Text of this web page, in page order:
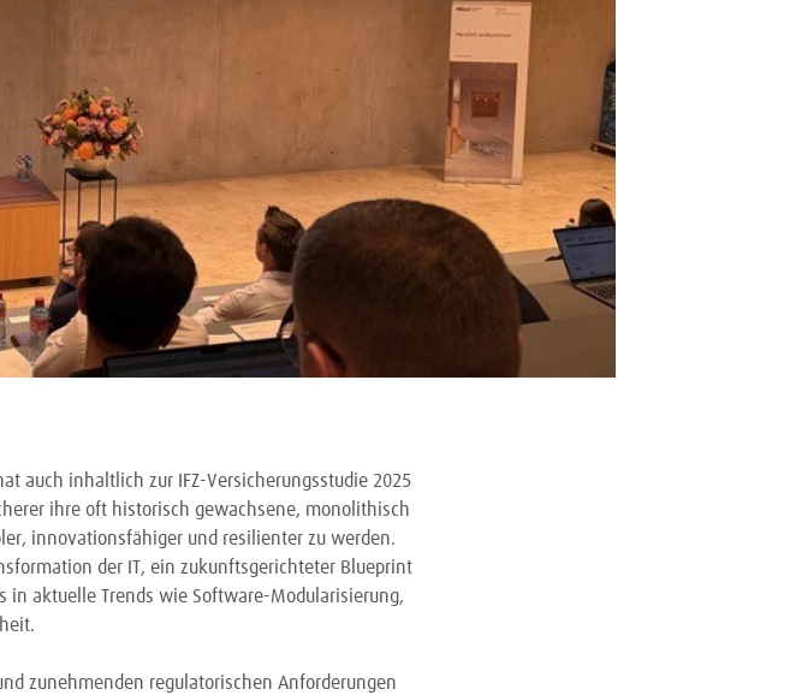
auch inhaltlich zur IFZ-Versicherungsstudie 2025
ihre oft historisch gewachsene, monolithisch
innovationsfähiger und resilienter zu werden.
der IT, ein zukunftsgerichteter Blueprint
in aktuelle Trends wie Software-Modularisierung,
zunehmenden regulatorischen Anforderungen